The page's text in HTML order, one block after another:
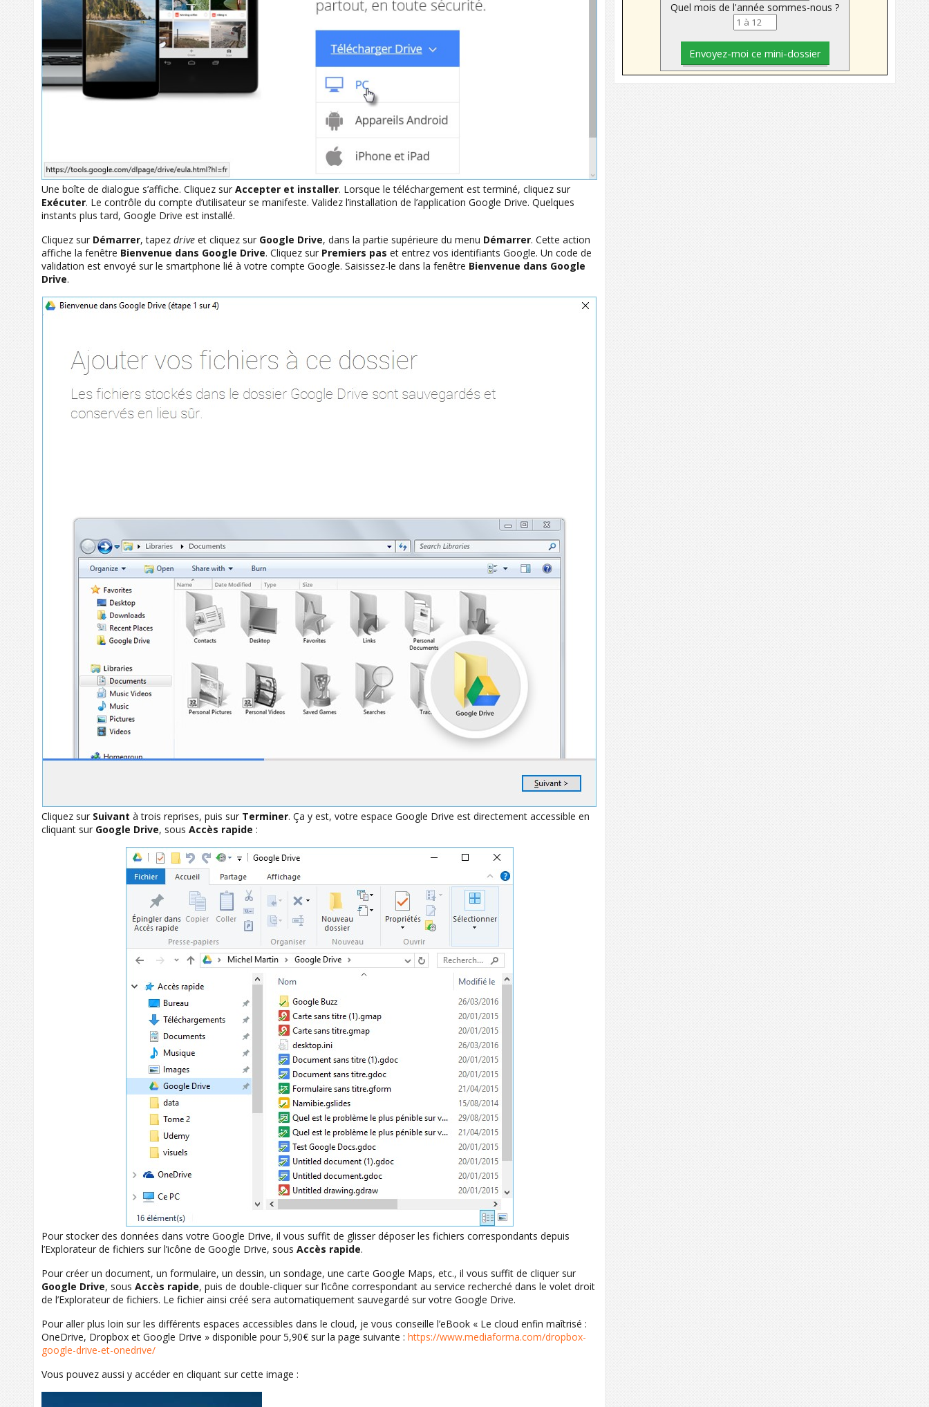
Une boîte de dialogue s’affiche. Cliquez sur Accepter et installer. Lorsque le téléchargement est terminé, cliquez sur
Exécuter. Le contrôle du compte d’utilisateur se manifeste. Validez l’installation de l’application Google Drive. Quelques
instants plus tard, Google Drive est installé.
Cliquez sur Démarrer, tapez drive et cliquez sur Google Drive, dans la partie supérieure du menu Démarrer. Cette action
affiche la fenêtre Bienvenue dans Google Drive. Cliquez sur Premiers pas et entrez vos identifiants Google. Un code de
validation est envoyé sur le smartphone lié à votre compte Google. Saisissez-le dans la fenêtre Bienvenue dans Google
Drive.
Cliquez sur Suivant à trois reprises, puis sur Terminer. Ça y est, votre espace Google Drive est directement accessible en
cliquant sur Google Drive, sous Accès rapide :
Pour stocker des données dans votre Google Drive, il vous suffit de glisser déposer les fichiers correspondants depuis
l’Explorateur de fichiers sur l’icône de Google Drive, sous Accès rapide.
Pour créer un document, un formulaire, un dessin, un sondage, une carte Google Maps, etc., il vous suffit de cliquer sur
Google Drive, sous Accès rapide, puis de double-cliquer sur l’icône correspondant au service recherché dans le volet droit
de l’Explorateur de fichiers. Le fichier ainsi créé sera automatiquement sauvegardé sur votre Google Drive.
Pour aller plus loin sur les différents espaces accessibles dans le cloud, je vous conseille l’eBook « Le cloud enfin maîtrisé :
OneDrive, Dropbox et Google Drive » disponible pour 5,90€ sur la page suivante : https://www.mediaforma.com/dropbox-
google-drive-et-onedrive/
Vous pouvez aussi y accéder en cliquant sur cette image :
Quel mois de l'année sommes-nous ?